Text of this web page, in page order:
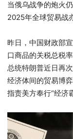
当俄乌战争的炮火
2025年全球贸易战
昨日，中国财政部
口商品的关税总税
总统特朗普近日再
经济体间的贸易博
指责美方奉行“经济